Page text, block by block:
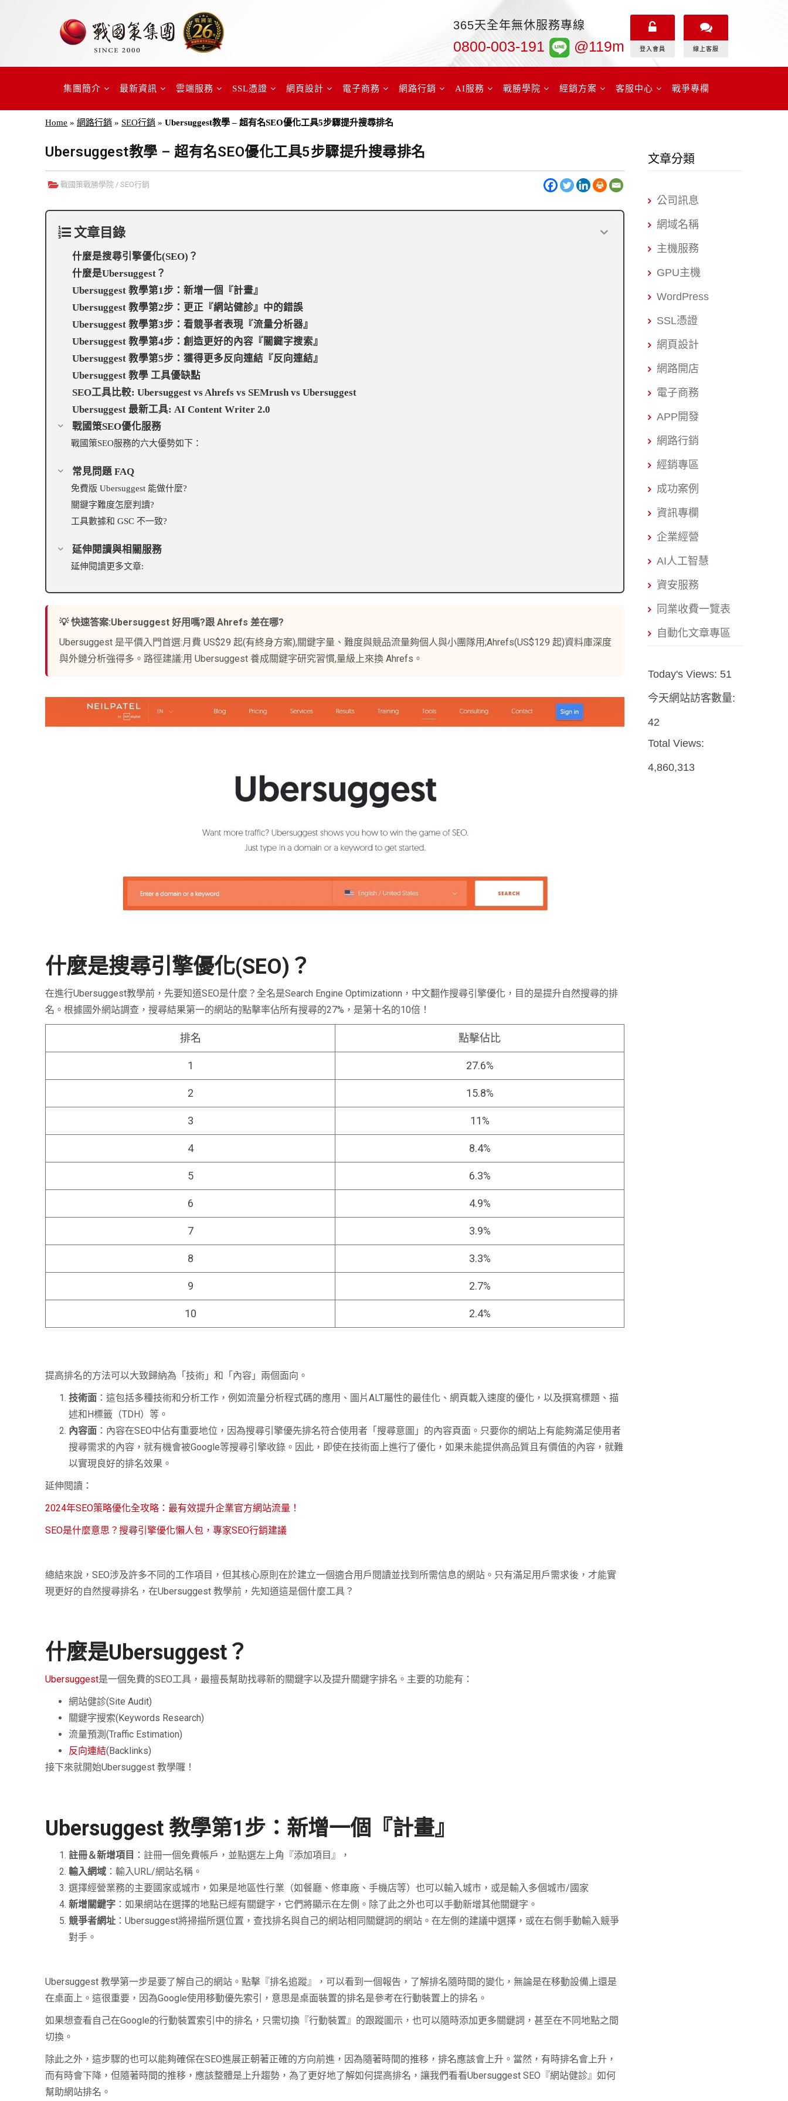
365天全年無休服務專線
0800-003-191 @119m 登入會員 線上客服
集團簡介 最新資訊 雲端服務 SSL憑證 網頁設計 電子商務 網路行銷 AI服務 戰勝學院 經銷方案 客服中心 戰爭專欄
Home »網路行銷 » SEO行銷 »Ubersuggest教學 – 超有名SEO優化工具5步驟提升搜尋排名
Ubersuggest教學 – 超有名SEO優化工具5步驟提升搜尋排名
戰國策戰勝學院 /SEO行銷
文章目錄
什麼是搜尋引擎優化(SEO)？
什麼是Ubersuggest？
Ubersuggest 教學第1步：新增一個『計畫』
Ubersuggest 教學第2步：更正『網站健診』中的錯誤
Ubersuggest 教學第3步：看競爭者表現『流量分析器』
Ubersuggest 教學第4步：創造更好的內容『關鍵字搜索』
Ubersuggest 教學第5步：獲得更多反向連結『反向連結』
Ubersuggest 教學 工具優缺點
SEO工具比較: Ubersuggest vs Ahrefs vs SEMrush vs Ubersuggest
Ubersuggest 最新工具: AI Content Writer 2.0
戰國策SEO優化服務
戰國策SEO服務的六大優勢如下：
常見問題 FAQ
免費版 Ubersuggest 能做什麼?
關鍵字難度怎麼判讀?
工具數據和 GSC 不一致?
延伸閱讀與相關服務
延伸閱讀更多文章:
💡 快速答案:Ubersuggest 好用嗎?跟 Ahrefs 差在哪?
Ubersuggest 是平價入門首選:月費 US$29 起(有終身方案),關鍵字量、難度與競品流量夠個人與小團隊用;Ahrefs(US$129 起)資料庫深度
與外鏈分析強得多。路徑建議:用 Ubersuggest 養成關鍵字研究習慣,量級上來換 Ahrefs。
什麼是搜尋引擎優化(SEO)？
在進行Ubersuggest教學前，先要知道SEO是什麼？全名是Search Engine Optimizationn，中文翻作搜尋引擎優化，目的是提升自然搜尋的排
名。根據國外網站調查，搜尋結果第一的網站的點擊率佔所有搜尋的27%，是第十名的10倍！
排名 點擊佔比
1 27.6%
2 15.8%
3 11%
4 8.4%
5 6.3%
6 4.9%
7 3.9%
8 3.3%
9 2.7%
10 2.4%
提高排名的方法可以大致歸納為「技術」和「內容」兩個面向。
技術面 ：這包括多種技術和分析工作，例如流量分析程式碼的應用、圖片ALT屬性的最佳化、網頁載入速度的優化，以及撰寫標題、描
述和H標籤（TDH）等。
內容面 ：內容在SEO中佔有重要地位，因為搜尋引擎優先排名符合使用者「搜尋意圖」的內容頁面。只要你的網站上有能夠滿足使用者
搜尋需求的內容，就有機會被Google等搜尋引擎收錄。因此，即使在技術面上進行了優化，如果未能提供高品質且有價值的內容，就難
以實現良好的排名效果。
延伸閱讀：
2024年SEO策略優化全攻略：最有效提升企業官方網站流量！
SEO是什麼意思？搜尋引擎優化懶人包，專家SEO行銷建議
總結來說，SEO涉及許多不同的工作項目，但其核心原則在於建立一個適合用戶閱讀並找到所需信息的網站。只有滿足用戶需求後，才能實
現更好的自然搜尋排名，在Ubersuggest 教學前，先知道這是個什麼工具？
什麼是Ubersuggest？
Ubersuggest是一個免費的SEO工具，最擅長幫助找尋新的關鍵字以及提升關鍵字排名。主要的功能有：
網站健診(Site Audit)
關鍵字搜索(Keywords Research)
流量預測(Traffic Estimation)
反向連結(Backlinks)
接下來就開始Ubersuggest 教學囉！
Ubersuggest 教學第1步：新增一個『計畫』
註冊＆新增項目 ：註冊一個免費帳戶，並點選左上角『添加項目』，
輸入網域 ：輸入URL/網站名稱。
選擇經營業務的主要國家或城市，如果是地區性行業（如餐廳、修車廠、手機店等）也可以輸入城市，或是輸入多個城市/國家
新增關鍵字 ：如果網站在選擇的地點已經有關鍵字，它們將顯示在左側。除了此之外也可以手動新增其他關鍵字。
競爭者網址 ：Ubersuggest將掃描所選位置，查找排名與自己的網站相同關鍵詞的網站。在左側的建議中選擇，或在右側手動輸入競爭
對手。
Ubersuggest 教學第一步是要了解自己的網站。點擊『排名追蹤』，可以看到一個報告，了解排名隨時間的變化，無論是在移動設備上還是
在桌面上。這很重要，因為Google使用移動優先索引，意思是桌面裝置的排名是參考在行動裝置上的排名。
如果想查看自己在Google的行動裝置索引中的排名，只需切換『行動裝置』的跟蹤圖示，也可以隨時添加更多關鍵詞，甚至在不同地點之間
切換。
除此之外，這步驟的也可以能夠確保在SEO進展正朝著正確的方向前進，因為隨著時間的推移，排名應該會上升。當然，有時排名會上升，
而有時會下降，但隨著時間的推移，應該整體是上升趨勢，為了更好地了解如何提高排名，讓我們看看Ubersuggest SEO『網站健診』如何
幫助網站排名。
文章分類
公司訊息
網域名稱
主機服務
GPU主機
WordPress
SSL憑證
網頁設計
網路開店
電子商務
APP開發
網路行銷
經銷專區
成功案例
資訊專欄
企業經營
AI人工智慧
資安服務
同業收費一覽表
自動化文章專區
Today's Views: 51
今天網站訪客數量:
42
Total Views:
4,860,313